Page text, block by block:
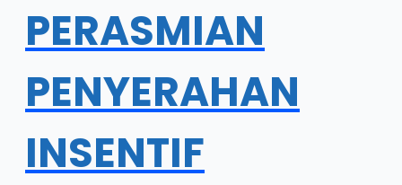
PERASMIAN
PENYERAHAN
INSENTIF